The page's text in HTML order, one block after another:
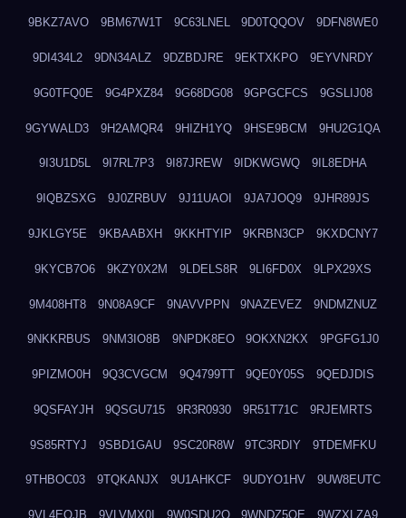
9BKZ7AVO 9BM67W1T 9C63LNEL 9D0TQQOV 9DFN8WE0
9DI434L2 9DN34ALZ 9DZBDJRE 9EKTXKPO 9EYVNRDY
9G0TFQ0E 9G4PXZ84 9G68DG08 9GPGCFCS 9GSLIJ08
9GYWALD3 9H2AMQR4 9HIZH1YQ 9HSE9BCM 9HU2G1QA
9I3U1D5L 9I7RL7P3 9I87JREW 9IDKWGWQ 9IL8EDHA
9IQBZSXG 9J0ZRBUV 9J11UAOI 9JA7JOQ9 9JHR89JS
9JKLGY5E 9KBAABXH 9KKHTYIP 9KRBN3CP 9KXDCNY7
9KYCB7O6 9KZY0X2M 9LDELS8R 9LI6FD0X 9LPX29XS
9M408HT8 9N08A9CF 9NAVVPPN 9NAZEVEZ 9NDMZNUZ
9NKKRBUS 9NM3IO8B 9NPDK8EO 9OKXN2KX 9PGFG1J0
9PIZMO0H 9Q3CVGCM 9Q4799TT 9QE0Y05S 9QEDJDIS
9QSFAYJH 9QSGU715 9R3R0930 9R51T71C 9RJEMRTS
9S85RTYJ 9SBD1GAU 9SC20R8W 9TC3RDIY 9TDEMFKU
9THBOC03 9TQKANJX 9U1AHKCF 9UDYO1HV 9UW8EUTC
9VL4EOJB 9VLVMX0I 9W0SDU2O 9WNDZ5OE 9WZXLZA9